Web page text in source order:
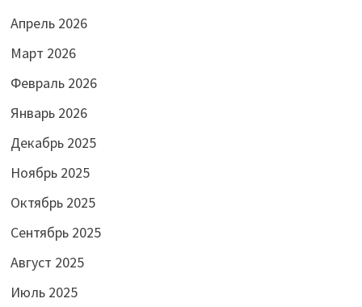
Апрель 2026
Март 2026
Февраль 2026
Январь 2026
Декабрь 2025
Ноябрь 2025
Октябрь 2025
Сентябрь 2025
Август 2025
Июль 2025